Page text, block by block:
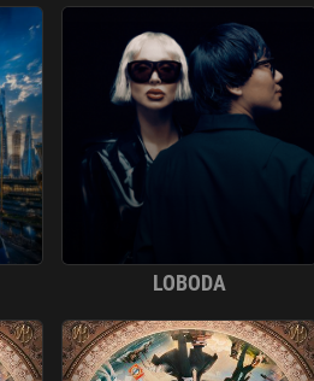
LOBODA